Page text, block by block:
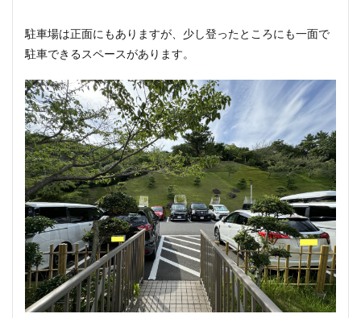
駐車場は正面にもありますが、少し登ったところにも一面で
駐車できるスペースがあります。